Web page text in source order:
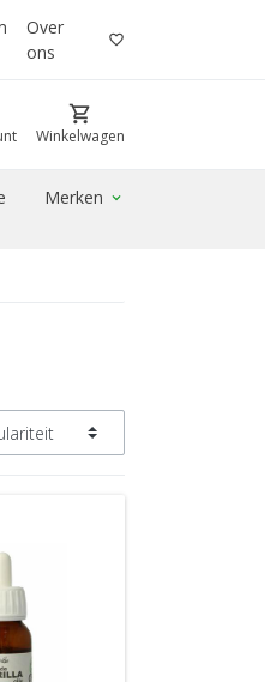
Over
ons
favorite_border
shopping_cart
Winkelwagen
Merken expand_more